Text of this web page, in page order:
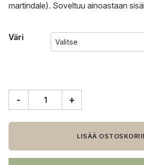
martindale). Soveltuu ainoastaan
Väri
Large
rahi
määrä
- +
LISÄÄ